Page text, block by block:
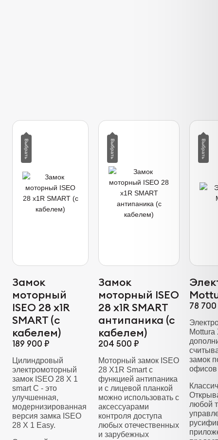
Замок
моторный
ISEO 28 x1R
SMART (с
кабелем)
189 900 ₽
Цилиндровый
электромоторный
замок ISEO 28 Х 1
smart C - это
улучшенная,
модернизированная
версия замка ISEO
28 X 1 Easy.
Замок
моторный ISEO
28 x1R SMART
антипаника (с
кабелем)
204 500 ₽
Моторный замок ISEO
28 X1R Smart с
функцией антипаника
и с лицевой планкой
можно использовать с
аксессуарами
контроля доступа
любых отечественных
и зарубежных
78 700
Mottura
замок
офисов
любой